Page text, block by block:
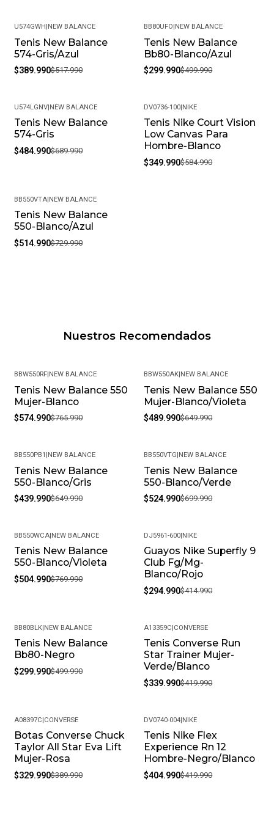
limpiarlos con un paño húmedo y evitar el uso de
productos químicos fuertes. Almacénalos en un lugar
fresco y seco cuando no los estés usando.
• Peso del Producto: Ligero, ideal para uso diario.
-25%
U574GWH|NEW BALANCE
Tenis New Balance
574-Gris/Azul
$389.990$517.990
-40%
BB80UFO|NEW BALANCE
Tenis New Balance
Bb80-Blanco/Azul
$299.990$499.990
-30%
U574LGNV|NEW BALANCE
Tenis New Balance
574-Gris
$484.990$689.990
-40%
DV0736-100|NIKE
Tenis Nike Court Vision
Low Canvas Para
Hombre-Blanco
$349.990$584.990
-29%
BB550VTA|NEW BALANCE
Tenis New Balance
550-Blanco/Azul
$514.990$729.990
Nuestros Recomendados
-25%
BBW550RF|NEW BALANCE
Tenis New Balance 550
Mujer-Blanco
$574.990$765.990
-25%
BBW550AK|NEW BALANCE
Tenis New Balance 550
Mujer-Blanco/Violeta
$489.990$649.990
-32%
BB550PB1 |NEW BALANCE
Tenis New Balance
550-Blanco/Gris
$439.990$649.990
-25%
BB550VTG|NEW BALANCE
Tenis New Balance
550-Blanco/Verde
$524.990$699.990
-34%
BB550WCA|NEW BALANCE
Tenis New Balance
550-Blanco/Violeta
$504.990$769.990
-29%
DJ5961-600|NIKE
Guayos Nike Superfly 9
Club Fg/Mg-
Blanco/Rojo
$294.990$414.990
-40%
BB80BLK|NEW BALANCE
Tenis New Balance
Bb80-Negro
$299.990$499.990
-19%
A13359C|CONVERSE
Tenis Converse Run
Star Trainer Mujer-
Verde/Blanco
$339.990$419.990
-15%
A08397C|CONVERSE
Botas Converse Chuck
Taylor All Star Eva Lift
Mujer-Rosa
$329.990$389.990
-4%
DV0740-004|NIKE
Tenis Nike Flex
Experience Rn 12
Hombre-Negro/Blanco
$404.990$419.990